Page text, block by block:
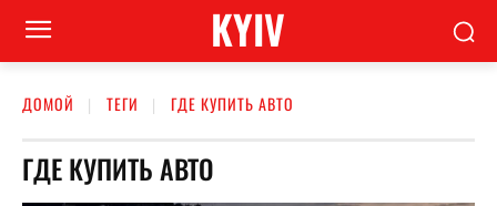
KYIV
ДОМОЙ ТЕГИ ГДЕ КУПИТЬ АВТО
ГДЕ КУПИТЬ АВТО